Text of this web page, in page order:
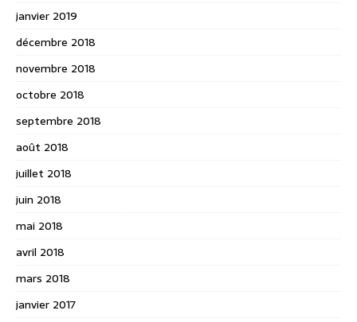
janvier 2019
décembre 2018
novembre 2018
octobre 2018
septembre 2018
août 2018
juillet 2018
juin 2018
mai 2018
avril 2018
mars 2018
janvier 2017